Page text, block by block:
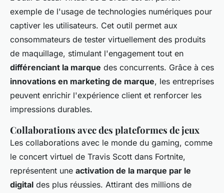
exemple de l'usage de technologies numériques pour
captiver les utilisateurs. Cet outil permet aux
consommateurs de tester virtuellement des produits
de maquillage, stimulant l'engagement tout en
différenciant la marque des concurrents. Grâce à ces
innovations en marketing de marque, les entreprises
peuvent enrichir l'expérience client et renforcer les
impressions durables.
Collaborations avec des plateformes de jeux
Les collaborations avec le monde du gaming, comme
le concert virtuel de Travis Scott dans Fortnite,
représentent une activation de la marque par le
digital des plus réussies. Attirant des millions de